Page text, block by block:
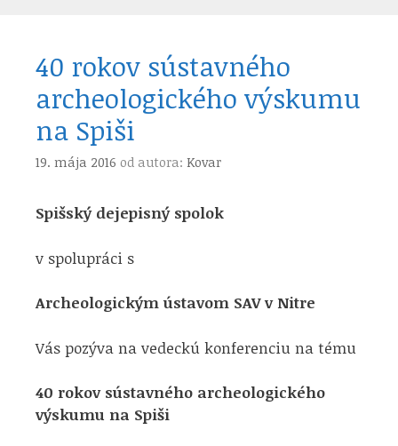
40 rokov sústavného
archeologického výskumu
na Spiši
19. mája 2016 od autora: Kovar
Spišský dejepisný spolok
v spolupráci s
Archeologickým ústavom SAV v Nitre
Vás pozýva na vedeckú konferenciu na tému
40 rokov sústavného archeologického
výskumu na Spiši